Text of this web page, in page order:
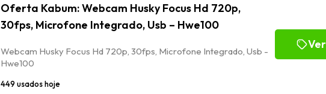
Oferta Kabum: Webcam Husky Focus Hd 720p,
30fps, Microfone Integrado, Usb – Hwe100
Webcam Husky Focus Hd 720p, 30fps, Microfone Integrado, Usb -
Hwe100
449 usados hoje